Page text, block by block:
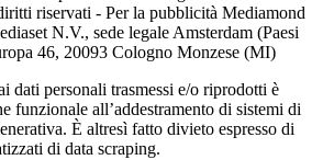
riservati - Per la pubblicità Mediamond
N.V., sede legale Amsterdam (Paesi
46, 20093 Cologno Monzese (MI)
dati personali trasmessi e/o riprodotti è
funzionale all’addestramento di sistemi di
È altresì fatto divieto espresso di
di data scraping.